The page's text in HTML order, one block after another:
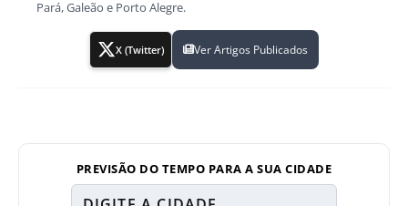
Pará, Galeão e Porto Alegre.
X (Twitter) Ver Artigos Publicados
PREVISÃO DO TEMPO PARA A SUA CIDADE